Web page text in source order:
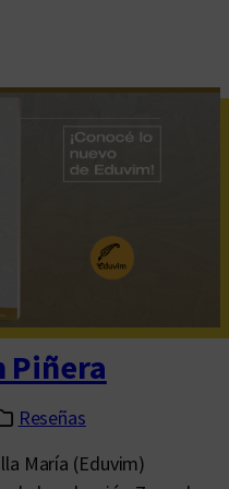
Piñera
Reseñas
María (Eduvim)